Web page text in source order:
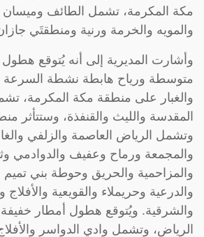
مكة المكرمة، تشمل الطائف وميسان
والمويه والخرمة ورنية ومنطقتَي
وأشارت المديرية إلى أنه يُتوقع
متوسطة ورياح هابطة نشطة السرعة
والغبار على منطقة مكة المكرمة،
المقدسة والليث والقنفذة، وستتأثر
وتشمل الرياض العاصمة والزلفي
والمجمعة ورماح وعفيف والدوادمي
والمزاحمية والحريق وحوطة بني
والدرعية وحريملاء والقويعية
والشرقية. ويُتوقع هطول أمطار
الرياض، وتشمل وادي الدواسر